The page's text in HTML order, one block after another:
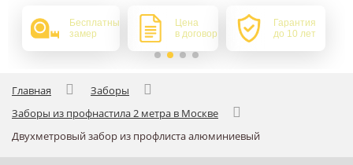
Бесплатный
замер
Цена
в договоре
Гарантия
до 10 лет
Главная
Заборы
Заборы из профнастила 2 метра в Москве
Двухметровый забор из профлиста алюминиевый